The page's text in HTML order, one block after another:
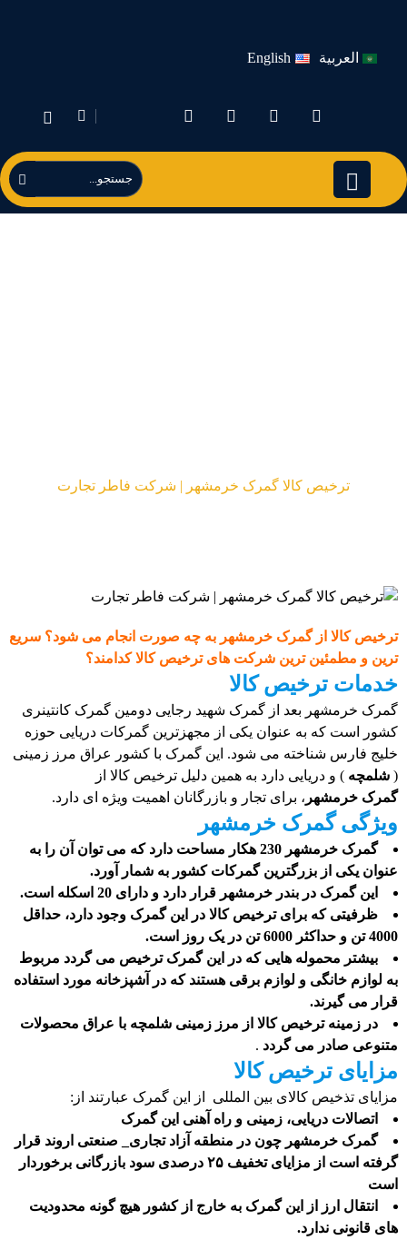
العربية English
ترخیص کالا گمرک خرمشهر | شرکت فاطر تجارت
ترخیص کالا از گمرک خرمشهر به چه صورت انجام می شود؟ سریع
ترین و مطمئین ترین شرکت های ترخیص کالا کدامند؟
خدمات ترخیص کالا
گمرک خرمشهر بعد از گمرک شهید رجایی دومین گمرک کانتینری
کشور است که به عنوان یکی از مجهزترین گمرکات دریایی حوزه
خلیج فارس شناخته می شود. این گمرک با کشور عراق مرز زمینی
( شلمچه ) و دریایی دارد به همین دلیل ترخیص کالا از
گمرک خرمشهر ، برای تجار و بازرگانان اهمیت ویژه ای دارد.
ویژگی گمرک خرمشهر
گمرک خرمشهر 230 هکار مساحت دارد که می توان آن را به
عنوان یکی از بزرگترین گمرکات کشور به شمار آورد.
این گمرک در بندر خرمشهر قرار دارد و دارای 20 اسکله است.
ظرفیتی که برای ترخیص کالا در این گمرک وجود دارد، حداقل
4000 تن و حداکثر 6000 تن در یک روز است.
بیشتر محموله هایی که در این گمرک ترخیص می گردد مربوط
به لوازم خانگی و لوازم برقی هستند که در آشپزخانه مورد استفاده
قرار می گیرند.
در زمینه ترخیص کالا از مرز زمینی شلمچه با عراق محصولات
متنوعی صادر می گردد .
مزایای ترخیص کالا
مزایای تذخیص کالای بین المللی از این گمرک عبارتند از:
اتصالات دریایی، زمینی و راه آهنی این گمرک
گمرک خرمشهر چون در منطقه آزاد تجاری_ صنعتی اروند قرار
گرفته است از مزایای تخفیف ۲۵ درصدی سود بازرگانی برخوردار
است
انتقال ارز از این گمرک به خارج از کشور هیچ گونه محدودیت
های قانونی ندارد.